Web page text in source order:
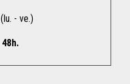
(lu. - ve.)